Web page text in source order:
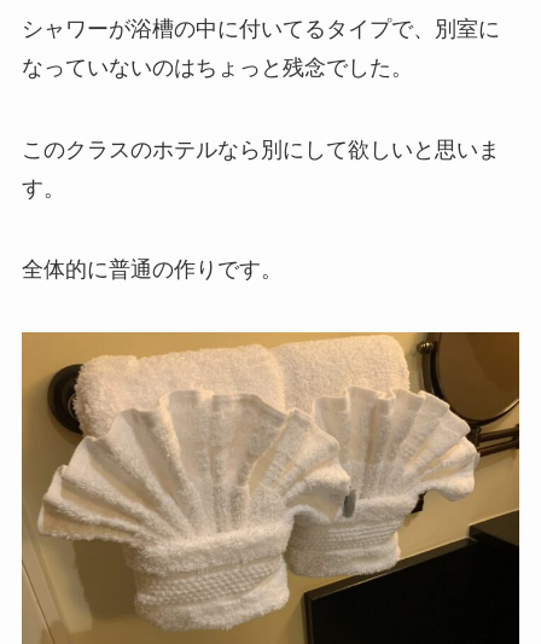
シャワーが浴槽の中に付いてるタイプで、別室に
なっていないのはちょっと残念でした。
このクラスのホテルなら別にして欲しいと思いま
す。
全体的に普通の作りです。